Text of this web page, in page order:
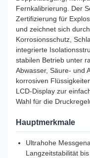
Fernkalibrierung. Der
Zertifizierung für
und zeichnet sich
Korrosionsschutz,
integrierte
stabilen Betrieb unter
Abwasser, Säure- und
korrosiven
LCD-Display zur
Wahl für die
Hauptmerkmale
Ultrahohe
Langzeitstabilität